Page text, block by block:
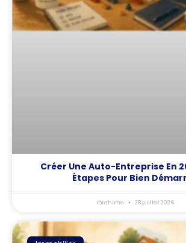
Créer Une Auto-Entreprise En
Étapes Pour Bien
Ibrahima 28 juillet 2026